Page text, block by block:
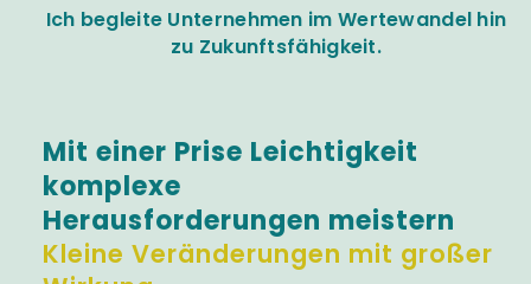
Ich begleite Unternehmen im Wertewandel hin
zu Zukunftsfähigkeit.
Mit einer Prise Leichtigkeit
komplexe
Herausforderungen meistern
Kleine Veränderungen mit großer